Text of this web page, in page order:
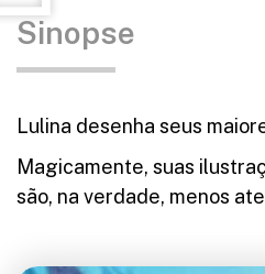
Sinopse
Lulina desenha seus
Magicamente, suas
são, na verdade, menos